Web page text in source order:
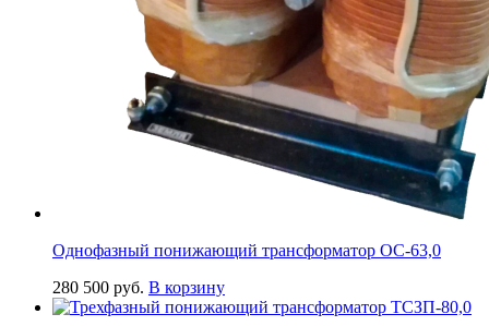
Однофазный понижающий трансформатор ОС-63,0
280 500 руб. В корзину